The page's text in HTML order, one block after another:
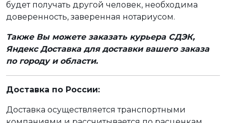
будет получать другой человек, необходима
доверенность, заверенная нотариусом.
Также Вы можете заказать курьера СДЭК,
Яндекс Доставка для доставки вашего заказа
по городу и области.
Доставка по России:
Доставка осуществляется транспортными